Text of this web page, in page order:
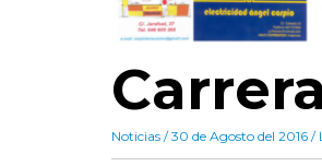
Noticias / 30 de Agosto del 2016 /